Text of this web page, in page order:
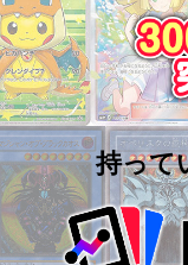
持って